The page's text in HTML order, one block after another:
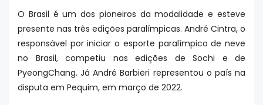
O Brasil é um dos pioneiros da modalidade e esteve
presente nas três edições paralímpicas. André Cintra, o
responsável por iniciar o esporte paralímpico de neve
no Brasil, competiu nas edições de Sochi e de
PyeongChang. Já André Barbieri representou o país na
disputa em Pequim, em março de 2022.